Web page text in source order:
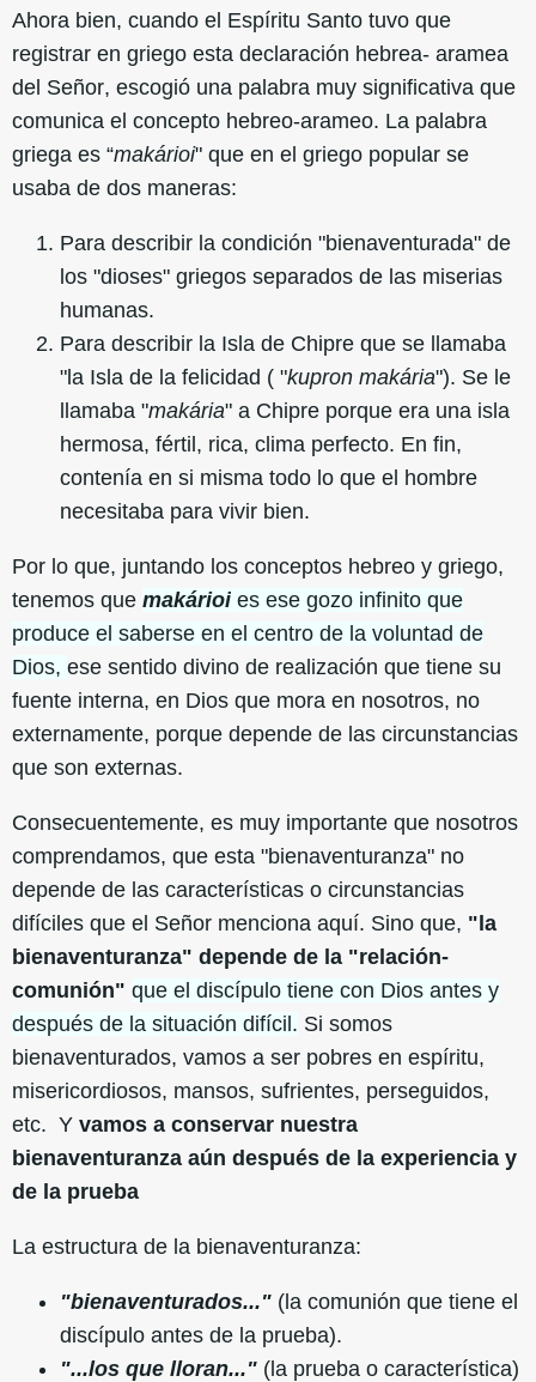
Ahora bien, cuando el Espíritu Santo tuvo que
registrar en griego esta declaración hebrea- aramea
del Señor, escogió una palabra muy significativa que
comunica el concepto hebreo-arameo. La palabra
griega es “makárioi" que en el griego popular se
usaba de dos maneras:
Para describir la condición "bienaventurada" de
los "dioses" griegos separados de las miserias
humanas.
Para describir la Isla de Chipre que se llamaba
"la Isla de la felicidad ( "kupron makária"). Se le
llamaba "makária" a Chipre porque era una isla
hermosa, fértil, rica, clima perfecto. En fin,
contenía en si misma todo lo que el hombre
necesitaba para vivir bien.
Por lo que, juntando los conceptos hebreo y griego,
tenemos que makárioi es ese gozo infinito que
produce el saberse en el centro de la voluntad de
Dios, ese sentido divino de realización que tiene su
fuente interna, en Dios que mora en nosotros, no
externamente, porque depende de las circunstancias
que son externas.
Consecuentemente, es muy importante que nosotros
comprendamos, que esta "bienaventuranza" no
depende de las características o circunstancias
difíciles que el Señor menciona aquí. Sino que, "la
bienaventuranza" depende de la "relación-
comunión" que el discípulo tiene con Dios antes y
después de la situación difícil. Si somos
bienaventurados, vamos a ser pobres en espíritu,
misericordiosos, mansos, sufrientes, perseguidos,
etc. Y vamos a conservar nuestra
bienaventuranza aún después de la experiencia y
de la prueba
La estructura de la bienaventuranza:
"bienaventurados..." (la comunión que tiene el
discípulo antes de la prueba).
"...los que lloran..." (la prueba o característica)